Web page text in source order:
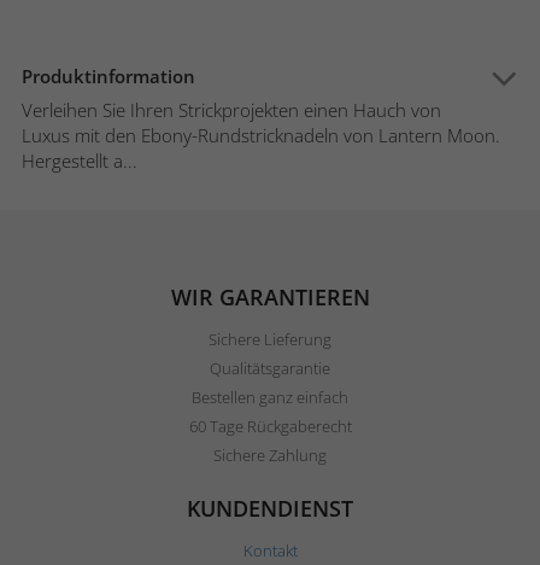
Produktinformation
Verleihen Sie Ihren Strickprojekten einen Hauch von
Luxus mit den Ebony-Rundstricknadeln von Lantern Moon.
Hergestellt a...
WIR GARANTIEREN
Sichere Lieferung
Qualitätsgarantie
Bestellen ganz einfach
60 Tage Rückgaberecht
Sichere Zahlung
KUNDENDIENST
Kontakt